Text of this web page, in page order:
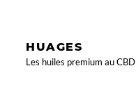
HUAGES
Les huiles premium au CBD